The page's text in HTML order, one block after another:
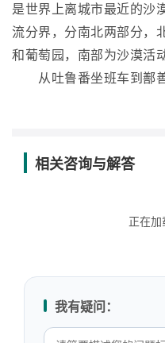
是世界上离城市最近的沙
流分界，分南北两部分，
和葡萄园，南部为沙漠活
从吐鲁番坐班车到鄯善
相关咨询与解答
正在加
我有疑问：